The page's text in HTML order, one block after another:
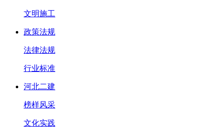
文明施工
政策法规
法律法规
行业标准
河北二建
榜样风采
文化实践